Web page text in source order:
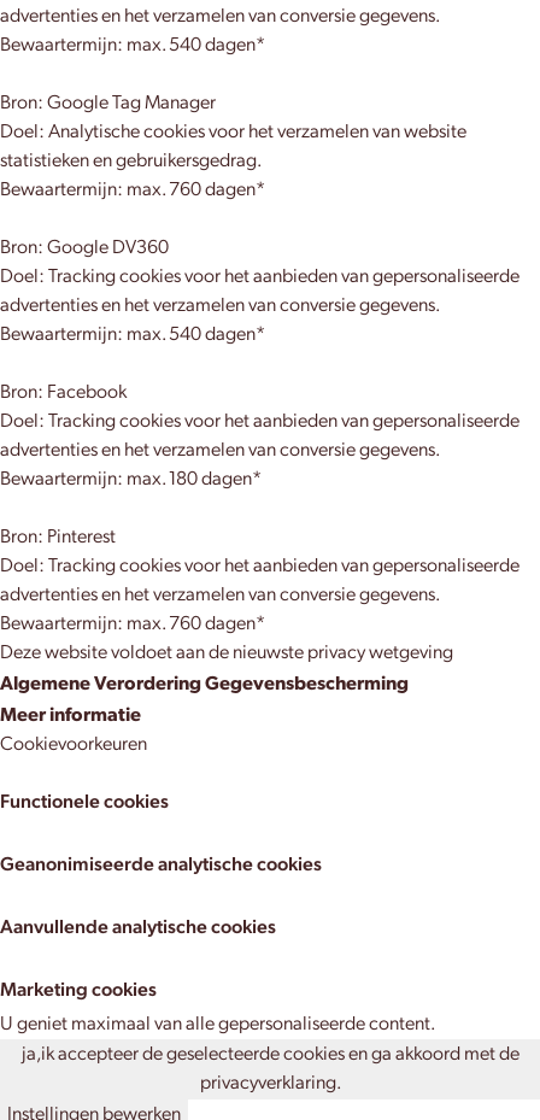
advertenties en het verzamelen van conversie gegevens.
Bewaartermijn: max. 540 dagen*
Bron: Google Tag Manager
Doel: Analytische cookies voor het verzamelen van website
statistieken en gebruikersgedrag.
Bewaartermijn: max. 760 dagen*
Bron: Google DV360
Doel: Tracking cookies voor het aanbieden van gepersonaliseerde
advertenties en het verzamelen van conversie gegevens.
Bewaartermijn: max. 540 dagen*
Bron: Facebook
Doel: Tracking cookies voor het aanbieden van gepersonaliseerde
advertenties en het verzamelen van conversie gegevens.
Bewaartermijn: max. 180 dagen*
Bron: Pinterest
Doel: Tracking cookies voor het aanbieden van gepersonaliseerde
advertenties en het verzamelen van conversie gegevens.
Bewaartermijn: max. 760 dagen*
Deze website voldoet aan de nieuwste privacy wetgeving
Algemene Verordering Gegevensbescherming
Meer informatie
Cookievoorkeuren
Functionele cookies
Geanonimiseerde analytische cookies
Aanvullende analytische cookies
Marketing cookies
U geniet maximaal van alle gepersonaliseerde content.
ja,ik accepteer de geselecteerde cookies en ga akkoord met de
privacyverklaring.
Instellingen bewerken